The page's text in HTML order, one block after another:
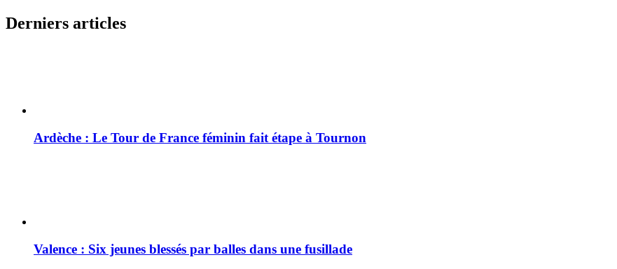
Derniers articles
Ardèche : Le Tour de France féminin fait étape à Tournon
Valence : Six jeunes blessés par balles dans une fusillade